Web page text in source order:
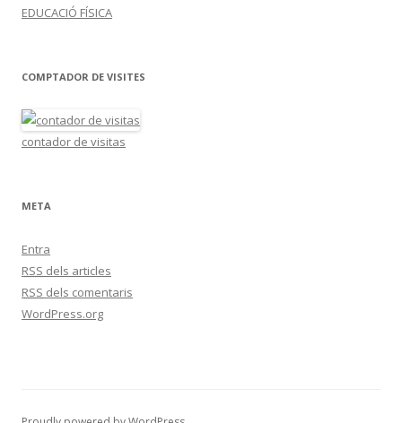
EDUCACIÓ FÍSICA
COMPTADOR DE VISITES
contador de visitas
META
Entra
RSS dels articles
RSS dels comentaris
WordPress.org